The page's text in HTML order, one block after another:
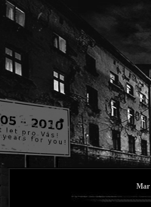
Mar